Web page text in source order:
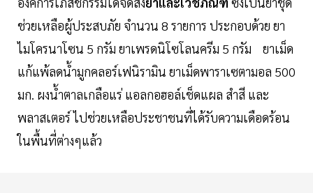
ช่วยเหลือผู้ประสบภัย จำนวน 8 รายการ ประกอบด้วย ยา
ไมโครนาโซน 5 กรัม ยาเพรดนิโซโลนครีม 5 กรัม ยาเม็ด
แก้แพ้ลดน้ำมูกคลอร์เฟนิรามิน ยาเม็ดพาราเซตามอล 500
มก. ผงน้ำตาลเกลือแร่ แอลกอฮอล์เช็ดแผล สำสี และ
พลาสเตอร์ ไปช่วยเหลือประชาชนที่ได้รับความเดือดร้อน
ในพื้นที่ต่างๆแล้ว